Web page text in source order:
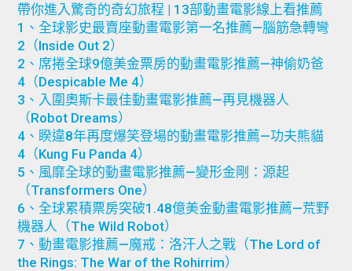
帶你進入驚奇的奇幻旅程 | 13部動畫電影線上看推薦
1、全球影史最賣座動畫電影第一名推薦—腦筋急轉彎
2（Inside Out 2）
2、席捲全球9億美金票房的動畫電影推薦—神偷奶爸
4（Despicable Me 4）
3、入圍奧斯卡最佳動畫電影推薦—再見機器人
（Robot Dreams）
4、睽違8年再度爆笑登場的動畫電影推薦—功夫熊貓
4（Kung Fu Panda 4）
5、風靡全球的動畫電影推薦—變形金剛：源起
（Transformers One）
6、全球累積票房突破1.48億美金動畫電影推薦—荒野
機器人（The Wild Robot）
7、動畫電影推薦—魔戒：洛汗人之戰（The Lord of
the Rings: The War of the Rohirrim）